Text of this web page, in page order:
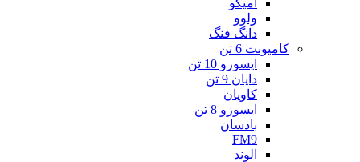
آمیکو
ولوو
دانگ فنگ
کامیونت 6 تن
ایسوزو 10 تن
دایان 9 تن
کاویان
ایسوزو 8 تن
بادسان
FM9
الوند